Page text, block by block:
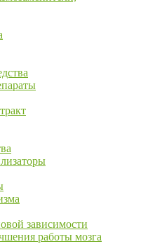
зависимости
работы мозга